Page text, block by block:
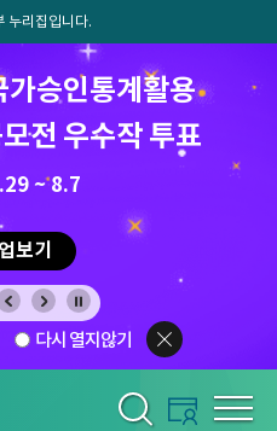
누리집입니다.
승인통계활용
전 우수작 투표
~ 8.7
보기
8.21.(금)
다시 열지않기